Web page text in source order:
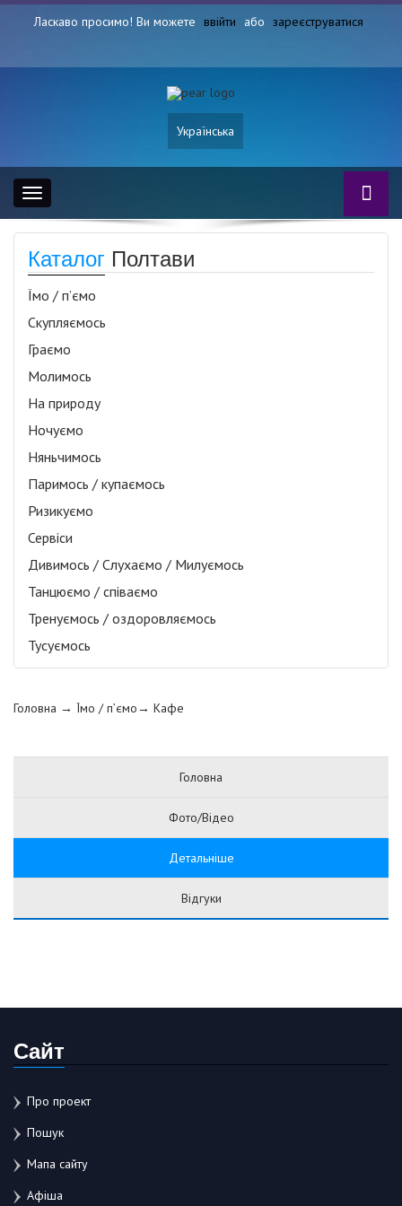
Ласкаво просимо! Ви можете ввійти або зареєструватися
Українська
Toggle
navigation
Каталог Полтави
Їмо / п’ємо
Скупляємось
Граємо
Молимось
На природу
Ночуємо
Няньчимось
Паримось / купаємось
Ризикуємо
Сервіси
Дивимось / Слухаємо / Милуємось
Танцюємо / співаємо
Тренуємось / оздоровляємось
Тусуємось
Головна → Їмо / п’ємо→ Кафе
Головна
Фото/Відео
Детальніше
Відгуки
Сайт
Про проект
Пошук
Мапа сайту
Афіша